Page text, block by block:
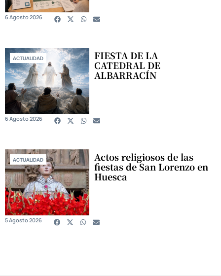
6 Agosto 2026
ACTUALIDAD FIESTA DE LA
CATEDRAL DE
ALBARRACÍN
6 Agosto 2026
ACTUALIDAD Actos religiosos de las
fiestas de San Lorenzo en
Huesca
5 Agosto 2026